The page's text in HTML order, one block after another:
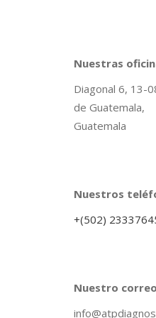
Nuestras
Diagonal 6, 13-
de Guatemala,
Guatemala
Nuestros
+(502)
Nuestro correo